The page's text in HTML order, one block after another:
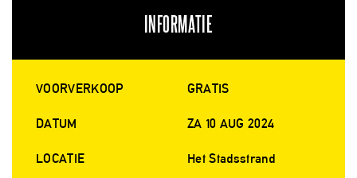
INFORMATIE
VOORVERKOOP GRATIS
DATUM ZA 10 AUG 2024
LOCATIE Het Stadsstrand